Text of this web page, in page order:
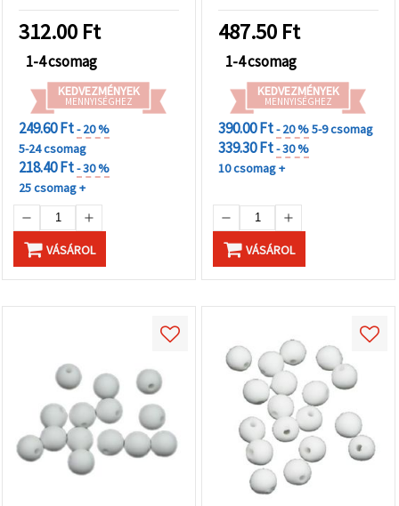
312.00 Ft
1-4 csomag
KEDVEZMÉNYEK
MENNYISÉGHEZ
249.60 Ft- 20 %
5-24 csomag
218.40 Ft- 30 %
25 csomag +
VÁSÁROL
db)
487.50 Ft
1-4 csomag
KEDVEZMÉNYEK
MENNYISÉGHEZ
390.00 Ft- 20 %5-9 csomag
339.30 Ft- 30 %
10 csomag +
VÁSÁROL